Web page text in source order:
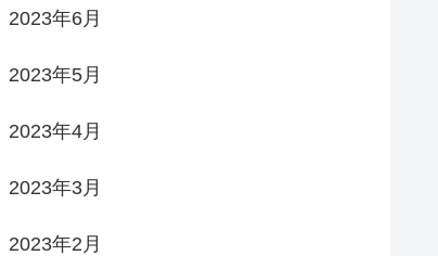
2023年6月
2023年5月
2023年4月
2023年3月
2023年2月